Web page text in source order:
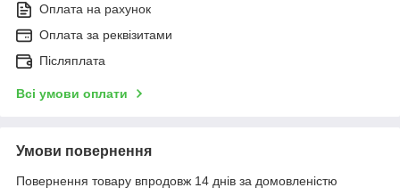
Оплата на рахунок
Оплата за реквізитами
Післяплата
Всі умови оплати
Умови повернення
Повернення товару впродовж 14 днів за домовленістю